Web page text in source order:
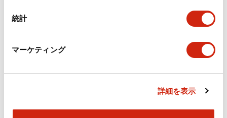
統計
マーケティング
詳細を表示
ドキュメントとファイル
カタログ CAD
ARN形モノレバースイッチ／CSシリーズカムスイッチ
2025/08/28.PDF1.20MB